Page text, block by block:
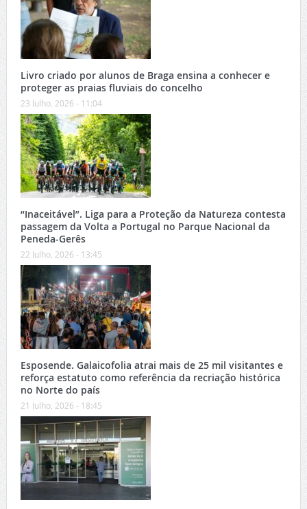
Livro criado por alunos de Braga ensina a conhecer e
proteger as praias fluviais do concelho
23 Julho, 2026 - 11:04
“Inaceitável”. Liga para a Proteção da Natureza contesta
passagem da Volta a Portugal no Parque Nacional da
Peneda-Gerês
22 Julho, 2026 - 13:45
Esposende. Galaicofolia atrai mais de 25 mil visitantes e
reforça estatuto como referência da recriação histórica
no Norte do país
21 Julho, 2026 - 18:45